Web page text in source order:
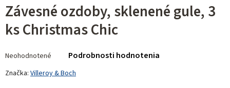
Závesné ozdoby, sklenené gule, 3
ks Christmas Chic
hodnotenie
produktu
Neohodnotené Podrobnosti hodnotenia
Značka: Villeroy & Boch